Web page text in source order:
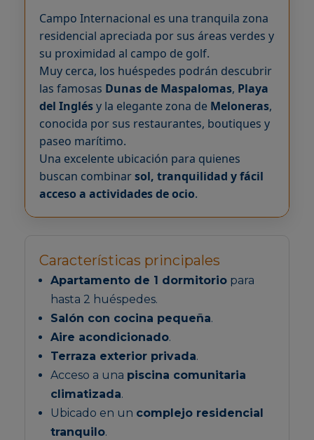
Campo Internacional es una tranquila zona
residencial apreciada por sus áreas verdes y
su proximidad al campo de golf.
Muy cerca, los huéspedes podrán descubrir
las famosas Dunas de Maspalomas, Playa
del Inglésy la elegante zona de Meloneras,
conocida por sus restaurantes, boutiques y
paseo marítimo.
Una excelente ubicación para quienes
buscan combinarsol, tranquilidad y fácil
acceso a actividades de ocio.
Características principales
Apartamento de 1 dormitorio para
hasta 2 huéspedes.
Salón con cocina pequeña.
Aire acondicionado.
Terraza exterior privada.
Acceso a una piscina comunitaria
climatizada.
Ubicado en un complejo residencial
tranquilo.